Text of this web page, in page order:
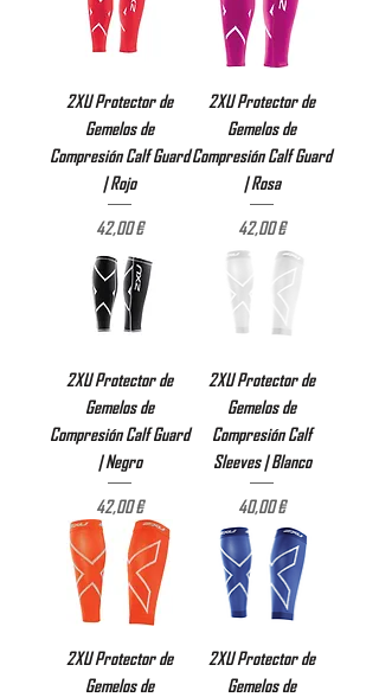
2XU Protector de
Gemelos de
Compresión Calf Guard
| Rojo
Precio
42,00 €
2XU Protector de
Gemelos de
Compresión Calf Guard
| Rosa
Precio
42,00 €
2XU Protector de
Gemelos de
Compresión Calf Guard
| Negro
Precio
42,00 €
2XU Protector de
Gemelos de
Compresión Calf
Sleeves | Blanco
Precio
40,00 €
2XU Protector de
Gemelos de
2XU Protector de
Gemelos de